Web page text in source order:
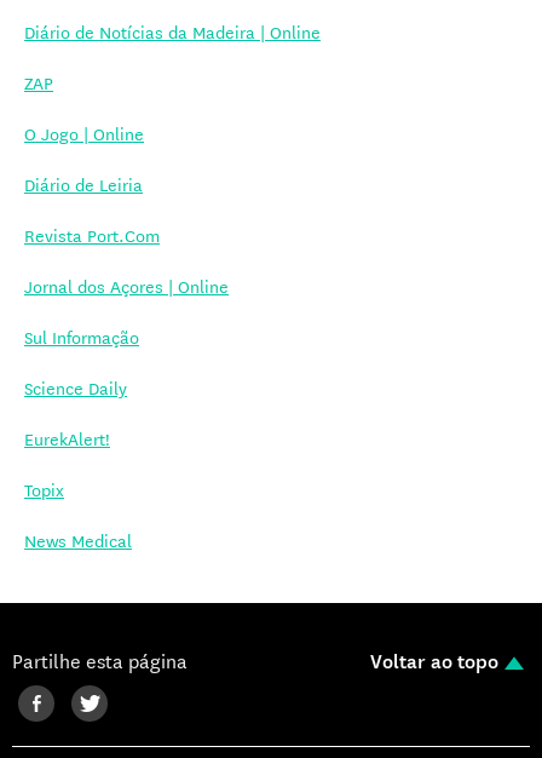
Diário de Notícias da Madeira | Online
ZAP
O Jogo | Online
Diário de Leiria
Revista Port.Com
Jornal dos Açores | Online
Sul Informação
Science Daily
EurekAlert!
Topix
News Medical
Partilhe esta página Voltar ao topo